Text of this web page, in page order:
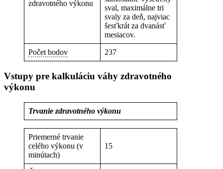
zdravotného výkonu
sval, maximálne tri
svaly za deň, najviac
šesťkrát za dvanásť
mesiacov.
Počet bodov 237
Vstupy pre kalkuláciu váhy zdravotného
výkonu
Trvanie zdravotného výkonu
Priemerné trvanie
celého výkonu (v
minútach)
15